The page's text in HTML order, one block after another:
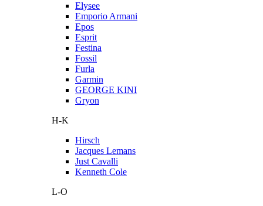
Elysee
Emporio Armani
Epos
Esprit
Festina
Fossil
Furla
Garmin
GEORGE KINI
Gryon
H-K
Hirsch
Jacques Lemans
Just Cavalli
Kenneth Cole
L-O